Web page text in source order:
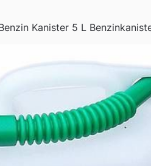
Kanister 5 L